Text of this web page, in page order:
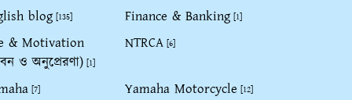
blog [135] Finance & Banking [1]
& Motivation
ও অনুপ্রেরণা) [1]
NTRCA [6]
[7] Yamaha Motorcycle [12]